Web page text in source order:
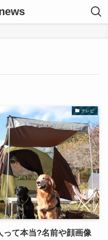
テレビ
て本当?名前や顔画像